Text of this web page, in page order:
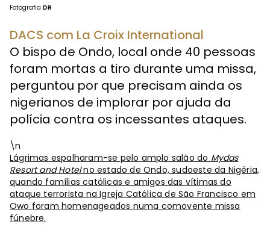
Fotografia DR
DACS com La Croix International
O bispo de Ondo, local onde 40 pessoas
foram mortas a tiro durante uma missa,
perguntou por que precisam ainda os
nigerianos de implorar por ajuda da
polícia contra os incessantes ataques.
\n
Lágrimas espalharam-se pelo amplo salão do Mydas
Resort and Hotelno estado de Ondo, sudoeste da Nigéria,
quando famílias católicas e amigos das vítimas do
ataque terrorista na Igreja Católica de São Francisco em
Owo foram homenageados numa comovente missa
fúnebre.